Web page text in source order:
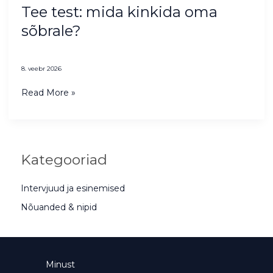
Kategooriad
Intervjuud ja esinemised
Nõuanded & nipid
Tee test: mida kinkida oma
sõbrale?
8. veebr 2026
Read More »
Minust